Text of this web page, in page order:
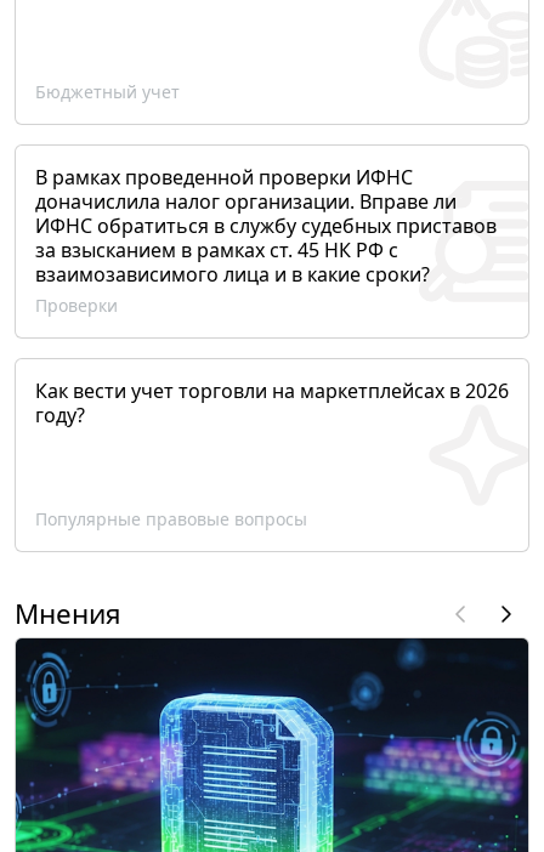
Бюджетный учет
В рамках проведенной проверки ИФНС
доначислила налог организации. Вправе ли
ИФНС обратиться в службу судебных приставов
за взысканием в рамках ст. 45 НК РФ с
взаимозависимого лица и в какие сроки?
Проверки
Как вести учет торговли на маркетплейсах в 2026
году?
Популярные правовые вопросы
Мнения